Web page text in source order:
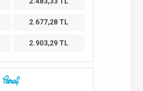
2.677,28 TL
2.903,29 TL